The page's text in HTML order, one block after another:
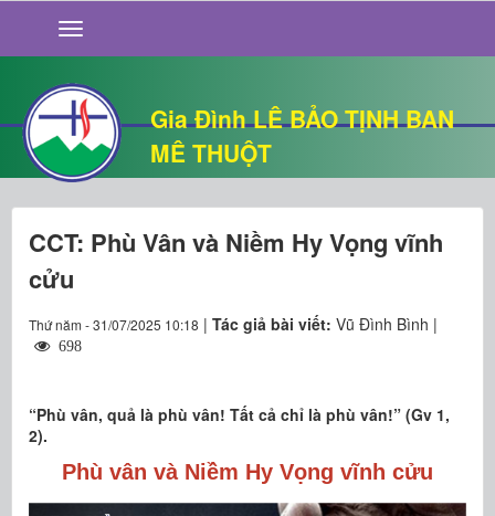
Gia Đình LÊ BẢO TỊNH BAN
MÊ THUỘT
GIỚI THIỆU
TIN TỨC
SỐNG ĐẠO
CHUYỆN NHÀ
QUÁN VĂN
THƯ GIÃN
CCT: Phù Vân và Niềm Hy Vọng vĩnh
cửu
Thứ năm - 31/07/2025 10:18 | Tác giả bài viết: Vũ Đình Bình |
698
“Phù vân, quả là phù vân! Tất cả chỉ là phù vân!” (Gv 1,
2).
Phù vân và Niềm Hy Vọng vĩnh cửu